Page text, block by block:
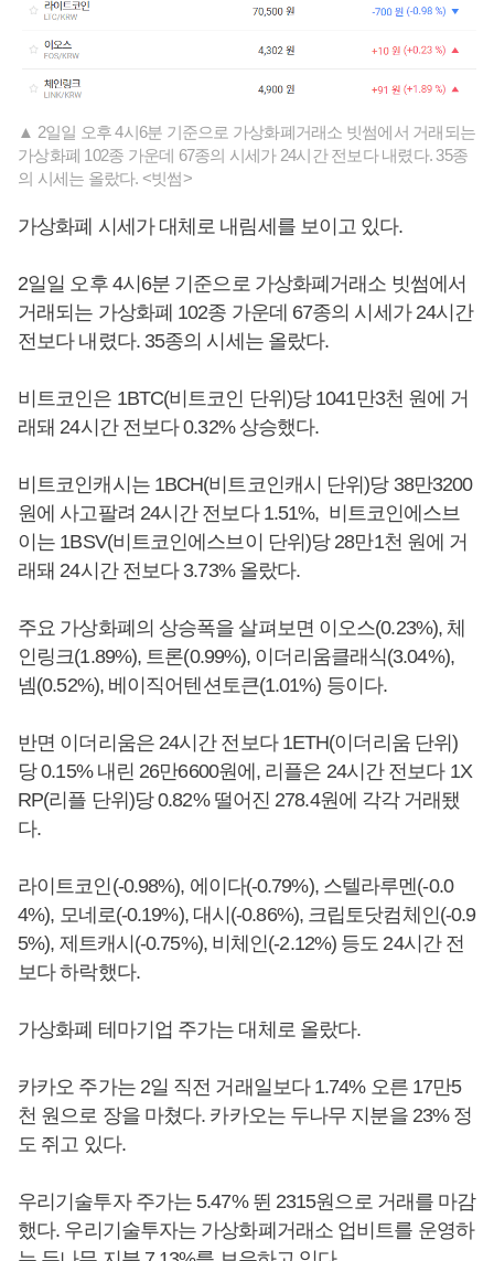
▲ 2일일 오후 4시6분 기준으로 가상화폐거래소 빗썸에서 거래되는
가상화폐 102종 가운데 67종의 시세가 24시간 전보다 내렸다. 35종
의 시세는 올랐다. <빗썸>
가상화폐 시세가 대체로 내림세를 보이고 있다.
2일일 오후 4시6분 기준으로 가상화폐거래소 빗썸에서
거래되는 가상화폐 102종 가운데 67종의 시세가 24시간
전보다 내렸다. 35종의 시세는 올랐다.
비트코인은 1BTC(비트코인 단위)당 1041만3천 원에 거
래돼 24시간 전보다 0.32% 상승했다.
비트코인캐시는 1BCH(비트코인캐시 단위)당 38만3200
원에 사고팔려 24시간 전보다 1.51%, 비트코인에스브
이는 1BSV(비트코인에스브이 단위)당 28만1천 원에 거
래돼 24시간 전보다 3.73% 올랐다.
주요 가상화폐의 상승폭을 살펴보면 이오스(0.23%), 체
인링크(1.89%), 트론(0.99%), 이더리움클래식(3.04%),
넴(0.52%), 베이직어텐션토큰(1.01%) 등이다.
반면 이더리움은 24시간 전보다 1ETH(이더리움 단위)
당 0.15% 내린 26만6600원에, 리플은 24시간 전보다 1X
RP(리플 단위)당 0.82% 떨어진 278.4원에 각각 거래됐
다.
라이트코인(-0.98%), 에이다(-0.79%), 스텔라루멘(-0.0
4%), 모네로(-0.19%), 대시(-0.86%), 크립토닷컴체인(-0.9
5%), 제트캐시(-0.75%), 비체인(-2.12%) 등도 24시간 전
보다 하락했다.
가상화폐 테마기업 주가는 대체로 올랐다.
카카오 주가는 2일 직전 거래일보다 1.74% 오른 17만5
천 원으로 장을 마쳤다. 카카오는 두나무 지분을 23% 정
도 쥐고 있다.
우리기술투자 주가는 5.47% 뛴 2315원으로 거래를 마감
했다. 우리기술투자는 가상화폐거래소 업비트를 운영하